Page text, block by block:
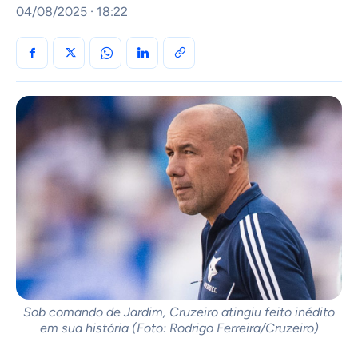
04/08/2025 · 18:22
Sob comando de Jardim, Cruzeiro atingiu feito inédito
em sua história (Foto: Rodrigo Ferreira/Cruzeiro)